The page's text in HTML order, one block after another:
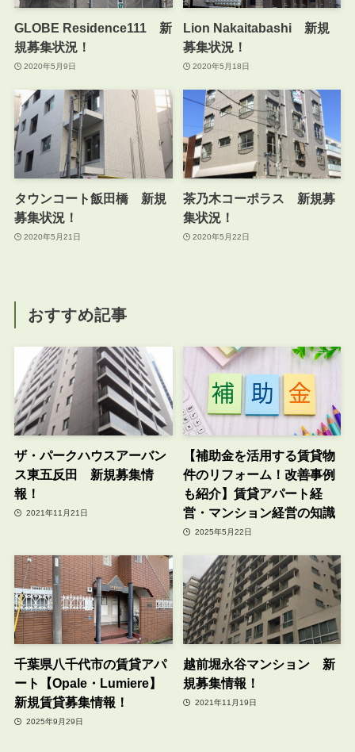
GLOBE Residence111 新
規募集状況！
2020年5月9日
Lion Nakaitabashi 新規
募集状況！
2020年5月18日
タウンコート飯田橋 新規
募集状況！
2020年5月21日
茶乃木コーポラス 新規募
集状況！
2020年5月22日
おすすめ記事
ザ・パークハウスアーバン
ス東五反田 新規募集情
報！
2021年11月21日
【補助金を活用する賃貸物
件のリフォーム！改善事例
も紹介】賃貸アパート経
営・マンション経営の知識
2025年5月22日
千葉県八千代市の賃貸アパ
ート【Opale・Lumiere】
新規賃貸募集情報！
2025年9月29日
越前堀永谷マンション 新
規募集情報！
2021年11月19日